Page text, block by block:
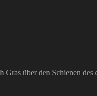
über den Schienen des